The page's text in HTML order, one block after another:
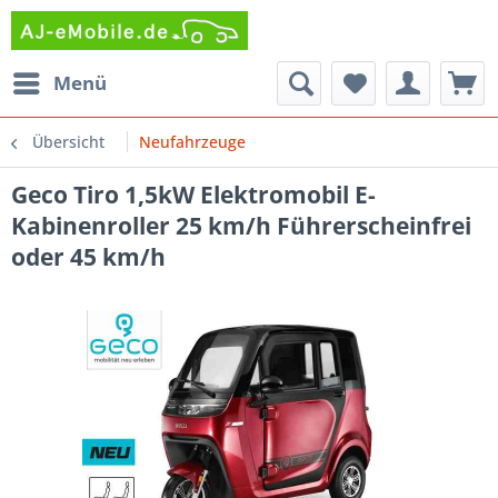
Menü
Übersicht Neufahrzeuge
Geco Tiro 1,5kW Elektromobil E-​
Kabinenroller 25 km/h Führerscheinfrei
oder 45 km/h